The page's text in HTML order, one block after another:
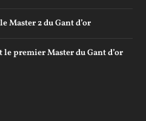
Master 2 du Gant d’or
premier Master du Gant d’or